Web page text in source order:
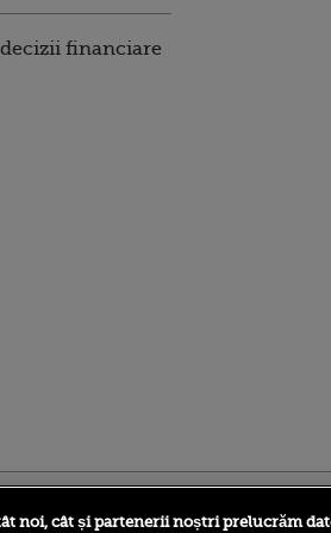
financiare
noi, cât și partenerii noștri prelucrăm